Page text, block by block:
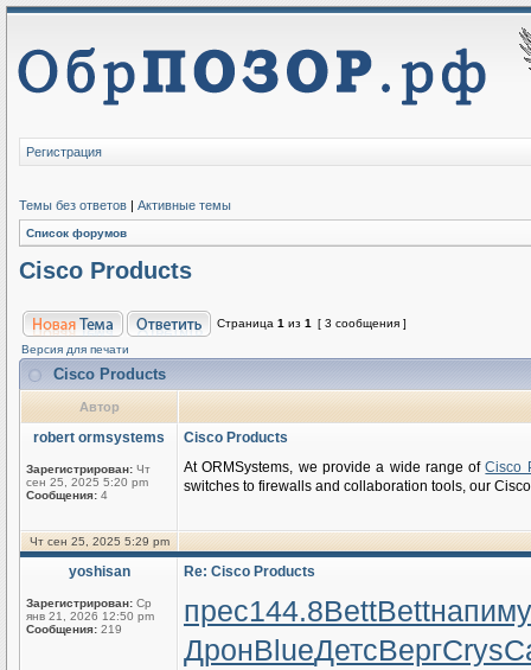
Регистрация
Темы без ответов | Активные темы
Список форумов
Cisco Products
Страница 1 из 1
[ 3 сообщения ]
Версия для печати
Cisco Products
Автор
robert ormsystems
Зарегистрирован: Чт
сен 25, 2025 5:20 pm
Сообщения: 4
Cisco Products
At ORMSystems, we provide a wide range ofCisco
switches to firewalls and collaboration tools, our
Чт сен 25, 2025 5:29 pm
yoshisan
Зарегистрирован: Ср
янв 21, 2026 12:50 pm
Сообщения: 219
Re: Cisco Products
прес144.8BettBettнапи
ДронBlueДетсВергCrys